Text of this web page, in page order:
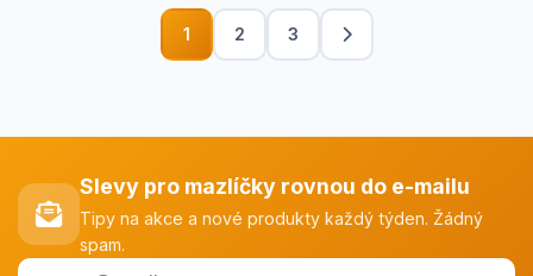
1 2 3
Slevy pro mazlíčky rovnou do e-mailu
Tipy na akce a nové produkty každý týden. Žádný
spam.